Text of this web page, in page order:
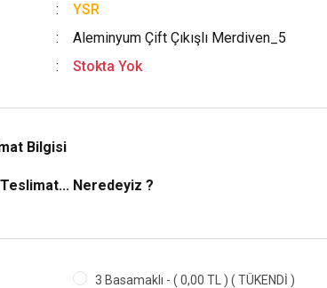
YSR
Aleminyum Çift Çıkışlı Merdiven_5
Stokta Yok
Bilgisi
Neredeyiz ?
3 Basamaklı - ( 0,00 TL ) ( TÜKENDİ )